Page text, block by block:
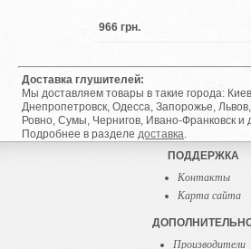
966 грн.
Доставка глушителей:
Мы доставляем товары в такие города:
Днепропетровск, Одесса, Запорожье,
Ровно, Сумы, Чернигов, Ивано-Франковск и
Подробнее в разделедоставка.
ПОДДЕРЖКА
Контакты
Карта сайта
Производители